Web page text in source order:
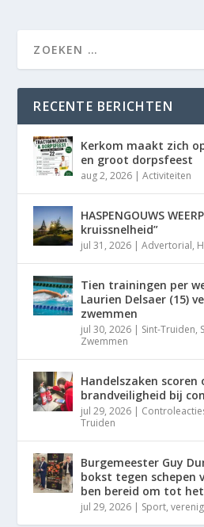
RECENTE BERICHTEN
Kerkom maakt zich
en groot dorpsfeest
aug 2, 2026 |Activiteiten
HASPENGOUWS
kruissnelheid”
jul 31, 2026 |Advertorial,
Tien trainingen per
Laurien Delsaer (15)
zwemmen
jul 30, 2026 | Sint-Truiden,
Zwemmen
Handelszaken scoren
brandveiligheid bij
jul 29, 2026 |
Truiden
Burgemeester Guy
bokst tegen schepen
ben bereid om tot
jul 29, 2026 | Sport,